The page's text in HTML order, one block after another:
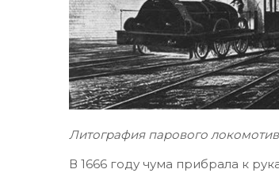
Литография парового
В 1666 году чума прибрала к